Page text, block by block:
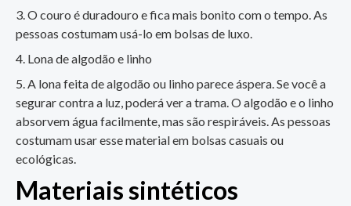
O couro é duradouro e fica mais bonito com o tempo. As
pessoas costumam usá-lo em bolsas de luxo.
Lona de algodão e linho
A lona feita de algodão ou linho parece áspera. Se você a
segurar contra a luz, poderá ver a trama. O algodão e o linho
absorvem água facilmente, mas são respiráveis. As pessoas
costumam usar esse material em bolsas casuais ou
ecológicas.
Materiais sintéticos